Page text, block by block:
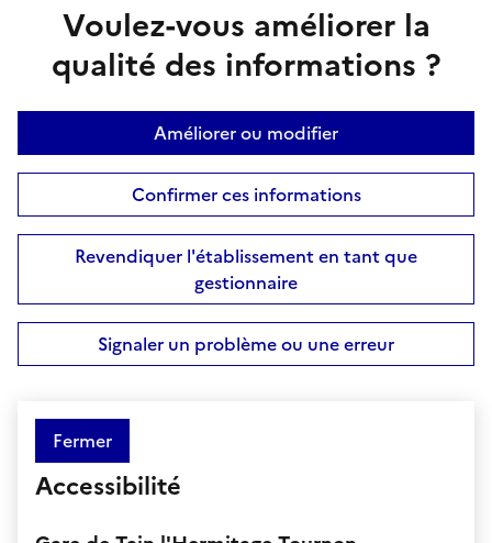
Voulez-vous améliorer la
qualité des informations ?
Améliorer ou modifier
Confirmer ces informations
Revendiquer l'établissement en tant que
gestionnaire
Signaler un problème ou une erreur
Fermer
Accessibilité